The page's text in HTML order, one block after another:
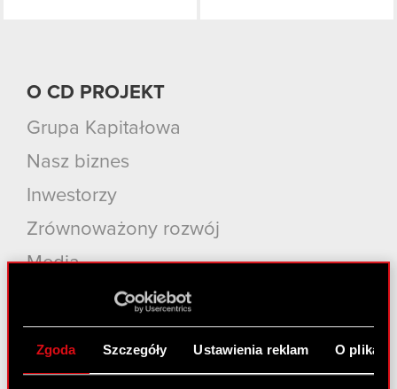
Zgoda Szczegóły Ustawienia reklam O
O CD PROJEKT
Grupa Kapitałowa
Nasz biznes
Inwestorzy
Zrównoważony rozwój
Media
Kontakt